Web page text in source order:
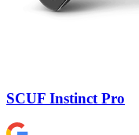
SCUF Instinct Pro